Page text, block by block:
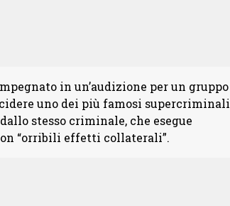
in un’audizione per un gruppo
uno dei più famosi supercriminali
stesso criminale, che esegue
“orribili effetti collaterali”.